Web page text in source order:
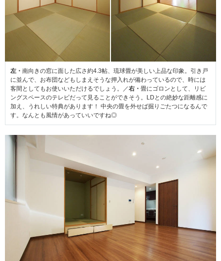
左・ 南向きの窓に面した広さ約4.3帖、琉球畳が美しい上品な印象。引き戸
に並んで、お布団などもしまえそうな押入れが備わっているので、時には
客間としてもお使いいただけるでしょう。／右・ 畳にゴロンとして、リビ
ングスペースのテレビだって見ることができそう。LDとの絶妙な距離感に
加え、うれしい特典があります！ 中央の畳を外せば掘りごたつになるんで
す。なんとも風情があっていいですね◎